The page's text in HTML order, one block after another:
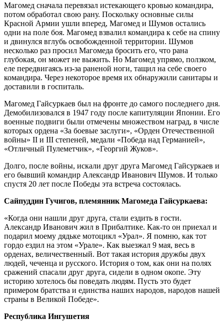
Магомед сначала перевязал истекающего кровью командира,
потом обработал свою рану. Поскольку основные силы
Красной Армии ушли вперед, Магомед и Шумов остались
одни на поле боя. Магомед взвалил командира к себе на спину
и двинулся вглубь освобожденной территории. Шумов
несколько раз просил Магомеда бросить его, что рана
глубокая, он может не выжить. Но Магомед упрямо, ползком,
еле передвигаясь из-за раненой ноги, тащил на себе своего
командира. Через некоторое время их обнаружили санитары и
доставили в госпиталь.
Магомед Гайсуркаев был на фронте до самого последнего дня.
Демобилизовался в 1947 году после капитуляции Японии. Его
военные подвиги были отмечены множеством наград, в числе
которых ордена «За боевые заслуги», «Орден Отечественной
войны» II и III степеней, медали «Победа над Германией»,
«Отличный Пулеметчик», «Георгий Жуков».
Долго, после войны, искали друг друга Магомед Гайсуркаев и
его бывший командир Александр Иванович Шумов. И только
спустя 20 лет после Победы эта встреча состоялась.
Сайпуддин Гучигов, племянник Магомеда Гайсуркаева:
«Когда они нашли друг друга, стали ездить в гости.
Александр Иванович жил в Прибалтике. Как-то он приехал и
подарил моему дядьке мотоцикл «Урал». Я помню, как тот
гордо ездил на этом «Урале». Как выезжал 9 мая, весь в
орденах, величественный. Вот такая история дружбы двух
людей, чеченца и русского. История о том, как они на полях
сражений спасали друг друга, сидели в одном окопе. Эту
историю хотелось бы поведать людям. Пусть это будет
примером братства и единства наших народов, народов нашей
страны в Великой Победе».
Республика Ингушетия